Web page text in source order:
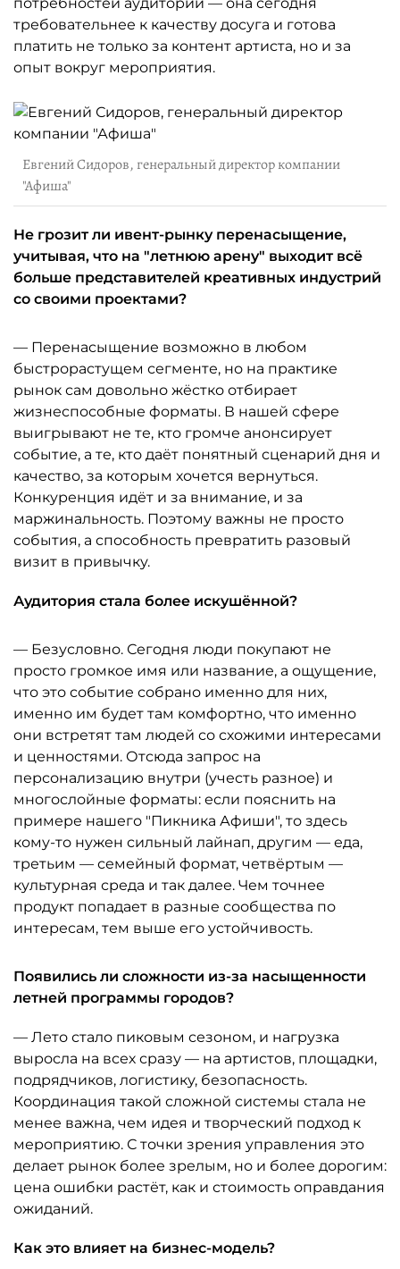
требовательнее к качеству досуга и готова
платить не только за контент артиста, но и за
опыт вокруг мероприятия.
Евгений Сидоров, генеральный директор компании
"Афиша"
Не грозит ли ивент-рынку перенасыщение,
учитывая, что на "летнюю арену" выходит всё
больше представителей креативных индустрий
со своими проектами?
— Перенасыщение возможно в любом
быстрорастущем сегменте, но на практике
рынок сам довольно жёстко отбирает
жизнеспособные форматы. В нашей сфере
выигрывают не те, кто громче анонсирует
событие, а те, кто даёт понятный сценарий дня и
качество, за которым хочется вернуться.
Конкуренция идёт и за внимание, и за
маржинальность. Поэтому важны не просто
события, а способность превратить разовый
визит в привычку.
Аудитория стала более искушённой?
— Безусловно. Сегодня люди покупают не
просто громкое имя или название, а ощущение,
что это событие собрано именно для них,
именно им будет там комфортно, что именно
они встретят там людей со схожими интересами
и ценностями. Отсюда запрос на
персонализацию внутри (учесть разное) и
многослойные форматы: если пояснить на
примере нашего "Пикника Афиши", то здесь
кому-то нужен сильный лайнап, другим — еда,
третьим — семейный формат, четвёртым —
культурная среда и так далее. Чем точнее
продукт попадает в разные сообщества по
интересам, тем выше его устойчивость.
Появились ли сложности из-за насыщенности
летней программы городов?
— Лето стало пиковым сезоном, и нагрузка
выросла на всех сразу — на артистов, площадки,
подрядчиков, логистику, безопасность.
Координация такой сложной системы стала не
менее важна, чем идея и творческий подход к
мероприятию. С точки зрения управления это
делает рынок более зрелым, но и более дорогим:
цена ошибки растёт, как и стоимость оправдания
ожиданий.
Как это влияет на бизнес-модель?